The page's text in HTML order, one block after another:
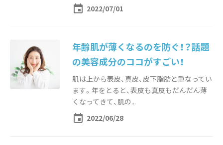
chevron_right
event 2022/07/01
年齢肌が薄くなるのを防ぐ！？話題
の美容成分のココがすごい！
肌は上から表皮、真皮、皮下脂肪と重なってい
ます。年をとると、表皮も真皮もだんだん薄
くなってきて、肌の...
event 2022/06/28